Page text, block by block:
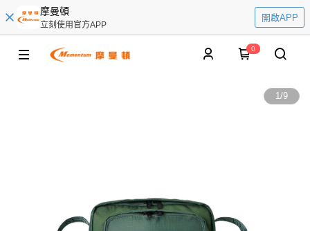
摩曼頓
立刻使用官方APP
開啟APP
0
1/9